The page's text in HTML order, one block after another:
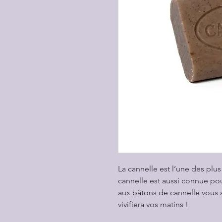
La cannelle est l’une des
cannelle est aussi connue
aux bâtons de cannelle
vivifiera vos matins !